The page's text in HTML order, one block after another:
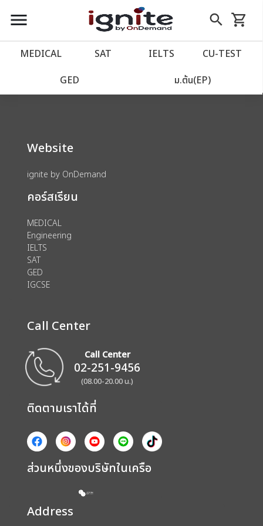
close
account_balance หน้าแรก
เว็บไซต์อิกไนท์
import_contacts วางแผนการเรียน
account_circle เข้าสู่ระบบ
assignment ลงทะเบียน
menu search
Skip
to
shopping_cart
รถเข็น
MEDICAL SAT IELTS CU‑TEST
GED ม.ต้น(EP)
We could not find anything for 80002756
Website
ignite by OnDemand
คอร์สเรียน
MEDICAL
Engineering
IELTS
SAT
GED
IGCSE
Call Center
Call Center
02-251-9456
(08.00-20.00 น.)
ติดตามเราได้ที่
ส่วนหนึ่งของบริษัทในเครือ
Address